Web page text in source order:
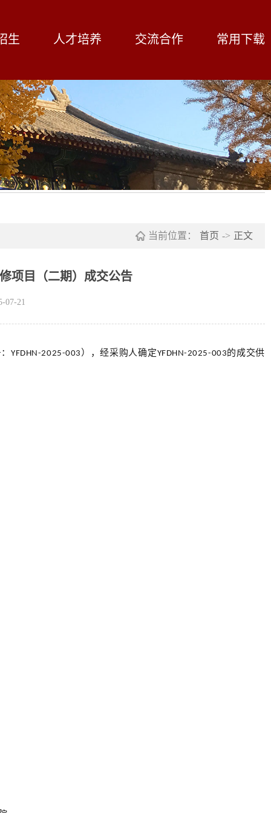
生 人才培养 交流合作 常用下载
当前位置： 首页 -> 正文
项目（二期）成交公告
07-21
：YFDHN-2025-003 ），经采购人确定YFDHN-2025-003的成交供